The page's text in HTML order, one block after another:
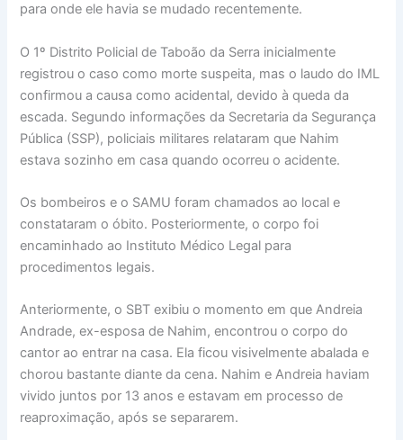
para onde ele havia se mudado recentemente.
O 1º Distrito Policial de Taboão da Serra inicialmente
registrou o caso como morte suspeita, mas o laudo do IML
confirmou a causa como acidental, devido à queda da
escada. Segundo informações da Secretaria da Segurança
Pública (SSP), policiais militares relataram que Nahim
estava sozinho em casa quando ocorreu o acidente.
Os bombeiros e o SAMU foram chamados ao local e
constataram o óbito. Posteriormente, o corpo foi
encaminhado ao Instituto Médico Legal para
procedimentos legais.
Anteriormente, o SBT exibiu o momento em que Andreia
Andrade, ex-esposa de Nahim, encontrou o corpo do
cantor ao entrar na casa. Ela ficou visivelmente abalada e
chorou bastante diante da cena. Nahim e Andreia haviam
vivido juntos por 13 anos e estavam em processo de
reaproximação, após se separarem.